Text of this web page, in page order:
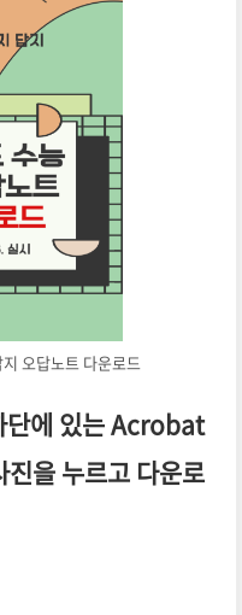
오답노트 다운로드
단에 있는 Acrobat
을 누르고 다운로